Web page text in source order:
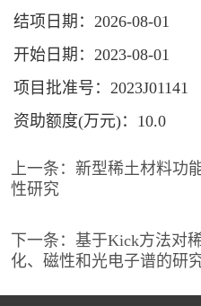
结项日期：2026-08-01
开始日期：2023-08-01
项目批准号：2023J01141
资助额度(万元)：10.0
上一条： 新型稀土材料功
性研究
下一条： 基于Kick方法对
化、磁性和光电子谱的研